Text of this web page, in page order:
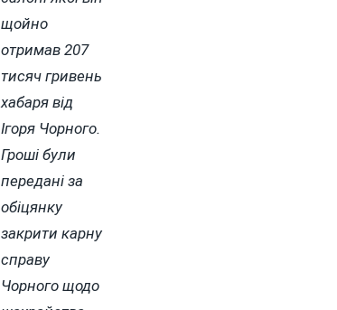
щойно
отримав 207
тисяч гривень
хабаря від
Ігоря Чорного.
Гроші були
передані за
обіцянку
закрити карну
справу
Чорного щодо